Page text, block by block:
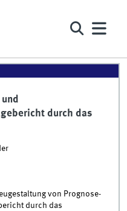
durch das
von Prognose-
durch das